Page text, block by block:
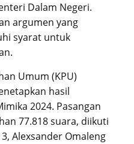
Dalam Negeri.
argumen yang
syarat untuk
Umum (KPU)
hasil
2024. Pasangan
77.818 suara, diikuti
Alexsander Omaleng